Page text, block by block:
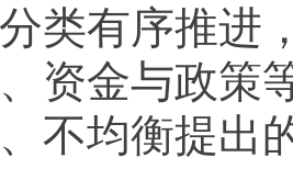
有序推进，
资金与政策
不均衡提出